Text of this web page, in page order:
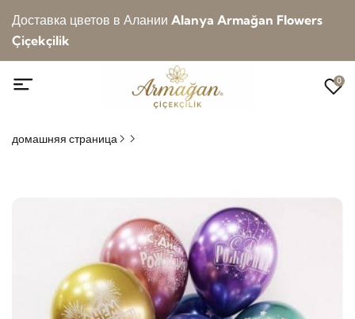
Доставка цветов в Алании Alanya Armağan Flowers
Çiçekçilik
0
домашняя страница